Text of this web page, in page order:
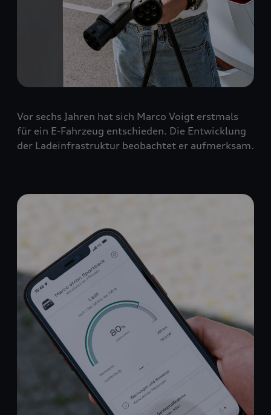
Vor sechs Jahren hat sich Marco Voigt erstmals
für ein E-Fahrzeug entschieden. Die Entwicklung
der Ladeinfrastruktur beobachtet er aufmerksam.